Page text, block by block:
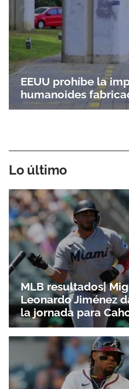
Gracias por
EEUU prohíbe la
humanoides
Lo último
MLB resultados|
Leonardo Jiménez
la jornada para